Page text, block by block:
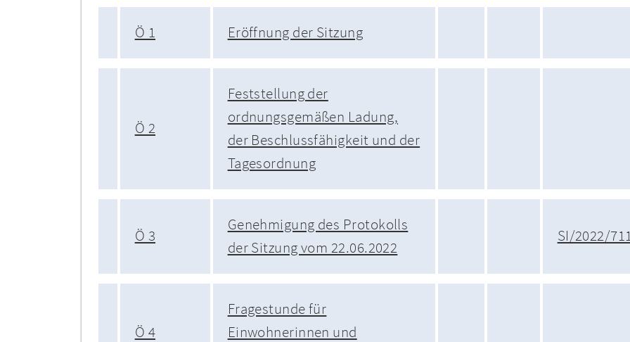
Ö 1 Eröffnung der Sitzung
Ö 2
Feststellung der
ordnungsgemäßen Ladung,
der Beschlussfähigkeit und der
Tagesordnung
Ö 3
Genehmigung des Protokolls
der Sitzung vom 22.06.2022
SI/2022/
Ö 4
Fragestunde für
Einwohnerinnen und